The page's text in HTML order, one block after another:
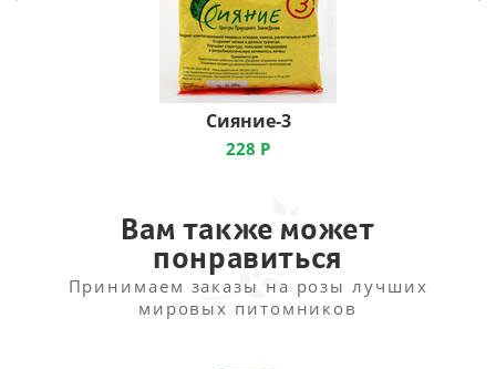
Сияние-3
228 Р
Вам также может
понравиться
Принимаем заказы на розы лучших
мировых питомников